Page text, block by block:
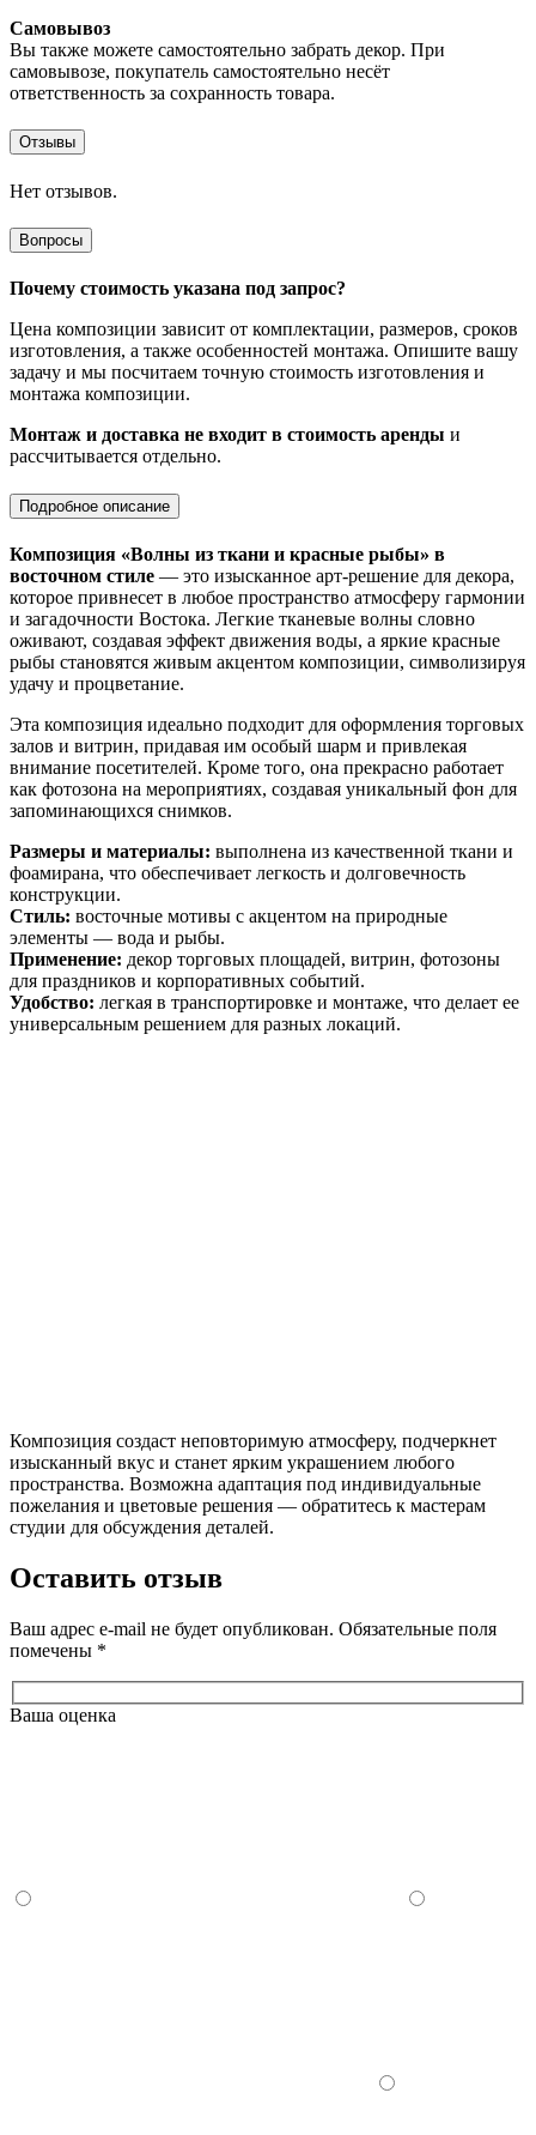
Самовывоз
Вы также можете самостоятельно забрать декор. При
самовывозе, покупатель самостоятельно несёт
ответственность за сохранность товара.
Отзывы
Нет отзывов.
Вопросы
Почему стоимость указана под запрос?
Цена композиции зависит от комплектации, размеров, сроков
изготовления, а также особенностей монтажа. Опишите вашу
задачу и мы посчитаем точную стоимость изготовления и
монтажа композиции.
Монтаж и доставка не входит в стоимость аренды и
рассчитывается отдельно.
Подробное описание
Композиция «Волны из ткани и красные рыбы» в
восточном стиле — это изысканное арт-решение для декора,
которое привнесет в любое пространство атмосферу гармонии
и загадочности Востока. Легкие тканевые волны словно
оживают, создавая эффект движения воды, а яркие красные
рыбы становятся живым акцентом композиции, символизируя
удачу и процветание.
Эта композиция идеально подходит для оформления торговых
залов и витрин, придавая им особый шарм и привлекая
внимание посетителей. Кроме того, она прекрасно работает
как фотозона на мероприятиях, создавая уникальный фон для
запоминающихся снимков.
Размеры и материалы: выполнена из качественной ткани и
фоамирана, что обеспечивает легкость и долговечность
конструкции.
Стиль: восточные мотивы с акцентом на природные
элементы — вода и рыбы.
Применение: декор торговых площадей, витрин, фотозоны
для праздников и корпоративных событий.
Удобство: легкая в транспортировке и монтаже, что делает ее
универсальным решением для разных локаций.
Композиция создаст неповторимую атмосферу, подчеркнет
изысканный вкус и станет ярким украшением любого
пространства. Возможна адаптация под индивидуальные
пожелания и цветовые решения — обратитесь к мастерам
студии для обсуждения деталей.
Оставить отзыв
Ваш адрес e-mail не будет опубликован. Обязательные поля
помечены *
Ваша оценка